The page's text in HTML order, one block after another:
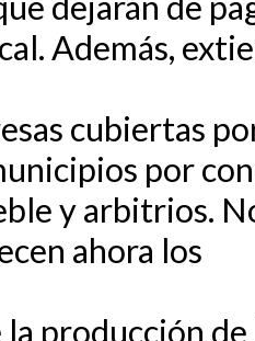
Además,
cubiertas
por
y arbitrios.
ahora los
producción de